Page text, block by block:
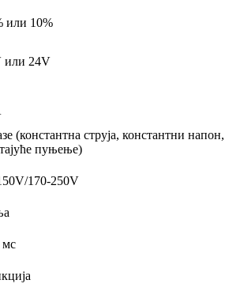
или 10%
или 24V
(константна струја, константни напон,
пуњење)
170-250V
мс